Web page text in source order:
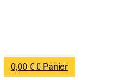
0,00€ 0 Panier